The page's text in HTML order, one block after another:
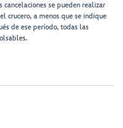
cancelaciones se pueden realizar
crucero, a menos que se indique
de ese período, todas las